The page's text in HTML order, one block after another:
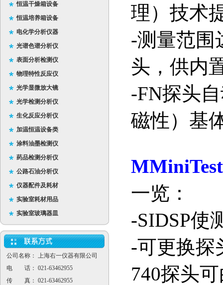
恒温干燥箱设备
恒温培养箱设备
电化学分析仪器
光谱色谱分析仪
表面分析检测仪
物理特性反应仪
光学显微放大镜
光学检测分析仪
生化反应分析仪
加温恒温设备类
涂料油墨检测仪
药品检测分析仪
公路石油分析仪
仪器配件及耗材
实验室耗材用品
实验室玻璃器皿
公司名称： 上海右一仪器有限公司
电 话： 021-63462955
传 真： 021-63462955
理）技术
-测量范围
头，供内
-FN探头
磁性）基
一览：
-SIDSP使
-可更换探
740探头